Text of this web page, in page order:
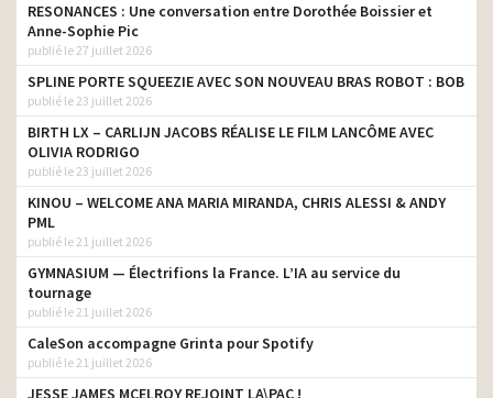
RESONANCES : Une conversation entre Dorothée Boissier et
Anne-Sophie Pic
publié le 27 juillet 2026
SPLINE PORTE SQUEEZIE AVEC SON NOUVEAU BRAS ROBOT : BOB
publié le 23 juillet 2026
BIRTH LX – CARLIJN JACOBS RÉALISE LE FILM LANCÔME AVEC
OLIVIA RODRIGO
publié le 23 juillet 2026
KINOU – WELCOME ANA MARIA MIRANDA, CHRIS ALESSI & ANDY
PML
publié le 21 juillet 2026
GYMNASIUM — Électrifions la France. L’IA au service du
tournage
publié le 21 juillet 2026
CaleSon accompagne Grinta pour Spotify
publié le 21 juillet 2026
JESSE JAMES MCELROY REJOINT LA\PAC !